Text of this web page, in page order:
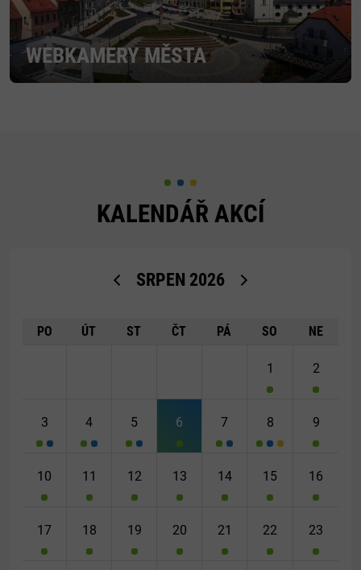
WEBKAMERY MĚSTA
KALENDÁŘ AKCÍ
<Dříve
SRPEN 2026
PO ÚT ST ČT PÁ SO NE
1 2
3 4 5 6 7 8 9
10 11 12 13 14 15 16
17 18 19 20 21 22 23